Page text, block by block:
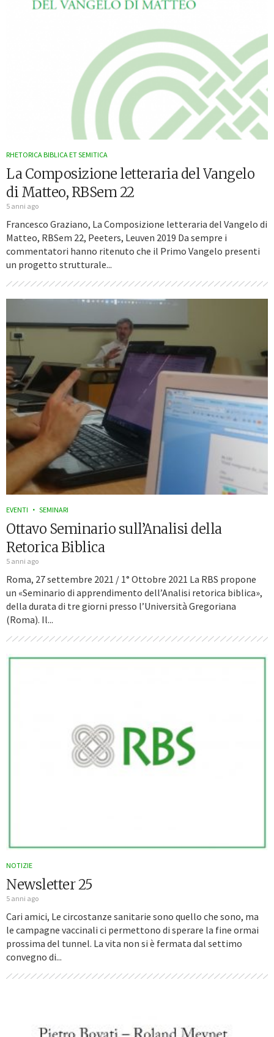
RHETORICA BIBLICA ET SEMITICA
La Composizione letteraria del Vangelo
di Matteo, RBSem 22
5 anni ago
Francesco Graziano, La Composizione letteraria del Vangelo di
Matteo, RBSem 22, Peeters, Leuven 2019 Da sempre i
commentatori hanno ritenuto che il Primo Vangelo presenti
un progetto strutturale...
EVENTI SEMINARI
Ottavo Seminario sull’Analisi della
Retorica Biblica
5 anni ago
Roma, 27 settembre 2021 / 1° Ottobre 2021 La RBS propone
un «Seminario di apprendimento dell’Analisi retorica biblica»,
della durata di tre giorni presso l’Università Gregoriana
(Roma). Il...
NOTIZIE
Newsletter 25
5 anni ago
Cari amici, Le circostanze sanitarie sono quello che sono, ma
le campagne vaccinali ci permettono di sperare la fine ormai
prossima del tunnel. La vita non si è fermata dal settimo
convegno di...